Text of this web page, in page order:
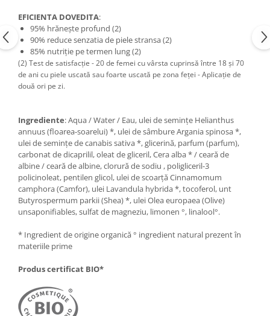
EFICIENTA DOVEDITA:
95% hrănește profund (2)
90% reduce senzatia de piele stransa (2)
85% nutriție pe termen lung (2)
(2) Test de satisfacție - 20 de femei cu vârsta cuprinsă între 18 și 70
de ani cu piele uscată sau foarte uscată pe zona feței - Aplicație de
două ori pe zi.
Ingrediente: Aqua / Water / Eau, ulei de semințe Helianthus
annuus (floarea-soarelui) *, ulei de sâmbure Argania spinosa *,
ulei de semințe de canabis sativa *, glicerină, parfum (parfum),
carbonat de dicaprilil, oleat de gliceril, Cera alba * / ceară de
albine / ceară de albine, clorură de sodiu , poligliceril-3
policinoleat, pentilen glicol, ulei de scoarță Cinnamomum
camphora (Camfor), ulei Lavandula hybrida *, tocoferol, unt
Butyrospermum parkii (Shea) *, ulei Olea europaea (Olive)
unsaponifiables, sulfat de magneziu, limonen °, linalool°.
* Ingredient de origine organică ° ingredient natural prezent în
materiile prime
Produs certificat BIO*